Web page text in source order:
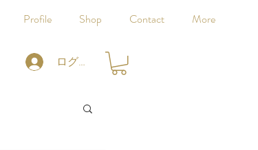
Profile Shop Contact More
ログイン